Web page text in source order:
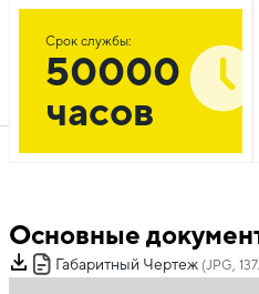
Срок службы:
50000
часов
Основные
Габаритный Чертеж (JPG,